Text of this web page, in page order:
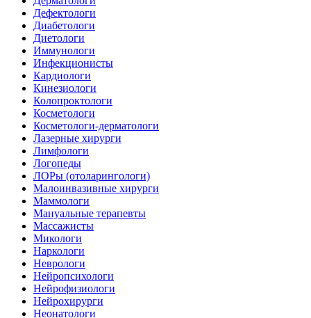
Дефектологи
Диабетологи
Диетологи
Иммунологи
Инфекционисты
Кардиологи
Кинезиологи
Колопроктологи
Косметологи
Косметологи-дерматологи
Лазерные хирурги
Лимфологи
Логопеды
ЛОРы (отоларингологи)
Малоинвазивные хирурги
Маммологи
Мануальные терапевты
Массажисты
Микологи
Наркологи
Неврологи
Нейропсихологи
Нейрофизиологи
Нейрохирурги
Неонатологи